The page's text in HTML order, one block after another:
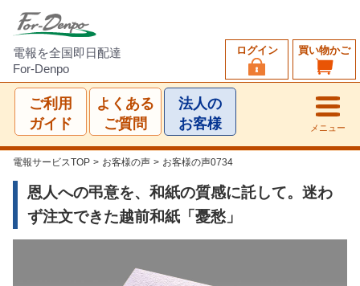
電報を全国即日配達
For-Denpo
買い物かご
ログイン
ご利用
ガイド
よくある
ご質問
法人の
お客様
メニュー
電報サービスTOP > お客様の声 > お客様の声0734
恩人への弔意を、和紙の質感に託して。迷わ
ず注文できた越前和紙「憂愁」